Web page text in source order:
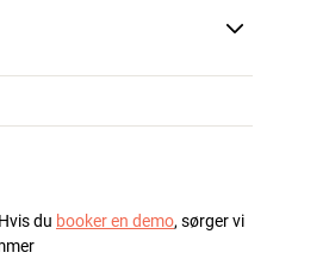
du booker en demo, sørger vi